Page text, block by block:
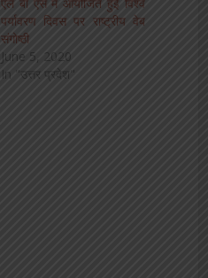
पर्यावरण दिवस पर राष्ट्रीय वेब
संगोष्ठी
June 5, 2020
In "उत्तर प्रदेश"